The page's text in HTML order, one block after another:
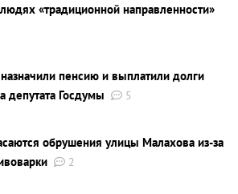
«традиционной направленности»
пенсию и выплатили долги
депутата Госдумы
5
обрушения улицы Малахова из-за
2